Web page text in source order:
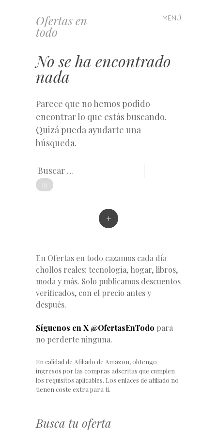
Ofertas en
todo
MENÚ
Saltar
al
No se ha encontrado
nada
Parece que no hemos podido
encontrar lo que estás buscando.
Quizá pueda ayudarte una
búsqueda.
Buscar
+
En Ofertas en todo cazamos cada día
chollos reales: tecnología, hogar, libros,
moda y más. Solo publicamos descuentos
verificados, con el precio antes y
después.
Síguenos en X @OfertasEnTodo para
no perderte ninguna.
En calidad de Afiliado de Amazon, obtengo
ingresos por las compras adscritas que cumplen
los requisitos aplicables. Los enlaces de afiliado no
tienen coste extra para ti.
Busca tu oferta